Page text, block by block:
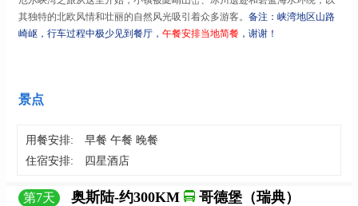
其独特的北欧风情和壮丽的自然风光吸引着众多游客。 备注：峡湾地区山路
崎岖，行车过程中极少见到餐厅， 午餐安排当地简餐 ，谢谢！
景点
用餐安排:
早餐 午餐 晚餐
住宿安排:
四星酒店
第7天 奥斯陆-约300KM 哥德堡（瑞典）